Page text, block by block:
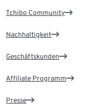
Tchibo Community
Nachhaltigkeit
Geschäftskunden
Affiliate Programm
Presse